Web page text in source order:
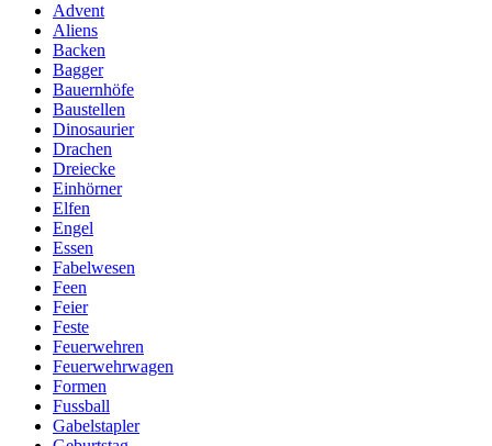
Advent
Aliens
Backen
Bagger
Bauernhöfe
Baustellen
Dinosaurier
Drachen
Dreiecke
Einhörner
Elfen
Engel
Essen
Fabelwesen
Feen
Feier
Feste
Feuerwehren
Feuerwehrwagen
Formen
Fussball
Gabelstapler